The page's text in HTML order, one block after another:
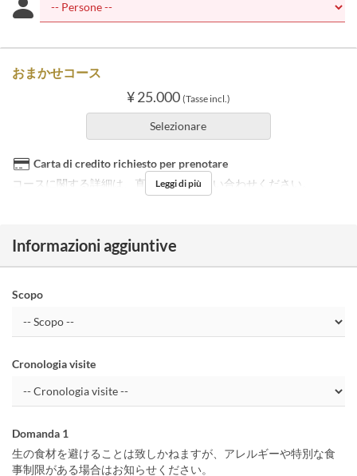
おまかせコース
¥ 25.000 (Tasse incl.)
Selezionare
Carta di credito richiesto per prenotare
コースに関する詳細は、直接店舗へお問い合わせください。
Leggi di più
Informazioni aggiuntive
Scopo
Cronologia visite
Domanda 1
生の食材を避けることは致しかねますが、アレルギーや特別な食
事制限がある場合はお知らせください。